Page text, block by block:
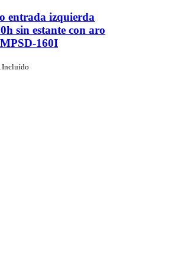
entrada izquierda
sin estante con aro
160I
Incluído